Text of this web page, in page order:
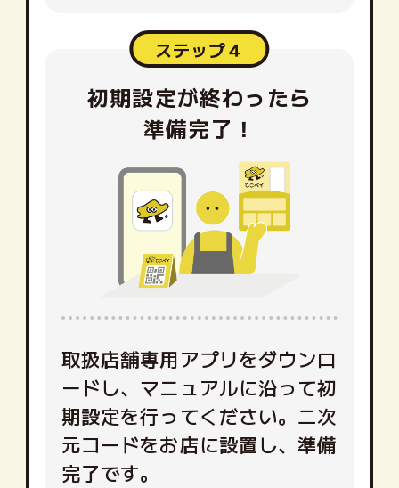
ステップ４
初期設定が終わったら
準備完了！
取扱店舗専用アプリをダウンロ
ードし、マニュアルに沿って初
期設定を行ってください。二次
元コードをお店に設置し、準備
完了です。